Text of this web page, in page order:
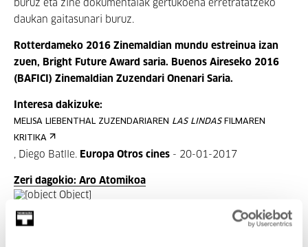
buruz eta zine dokumentalak gertukoena erretratatzeko
daukan gaitasunari buruz.
Rotterdameko 2016 Zinemaldian mundu estreinua izan
zuen, Bright Future Award saria. Buenos Aireseko 2016
(BAFICI) Zinemaldian Zuzendari Onenari Saria.
Interesa dakizuke:
MELISA LIEBENTHAL ZUZENDARIAREN LAS LINDASFILMAREN
KRITIKA
, Diego Batlle. Europa Otros cines - 20-01-2017
Zeri dagokio: Aro Atomikoa